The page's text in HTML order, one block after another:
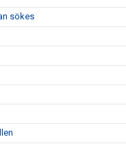
sökes